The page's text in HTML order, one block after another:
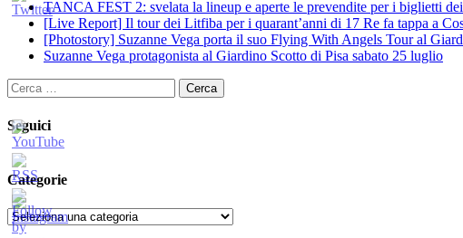
TANCA FEST 2: svelata la lineup e aperte le prevendite per i biglietti
[Live Report] Il tour dei Litfiba per i quarant’anni di 17 Re fa tappa a
[Photostory] Suzanne Vega porta il suo Flying With Angels Tour al
Suzanne Vega protagonista al Giardino Scotto di Pisa sabato 25 luglio
Ricerca
per:
Seguici
Categorie
Categorie